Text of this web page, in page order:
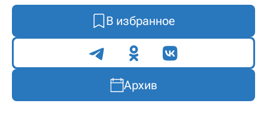
В избранное
Поделиться
Архив